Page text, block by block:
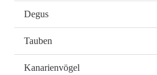
Degus
Tauben
Kanarienvögel